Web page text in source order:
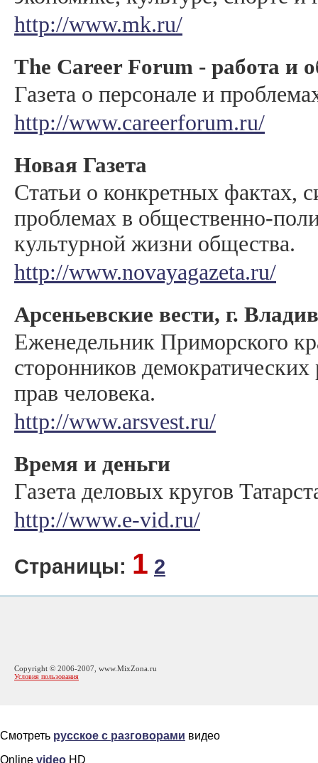
http://www.mk.ru/
The Career Forum - работа и
Газета о персонале и
http://www.careerforum.ru/
Новая Газета
Статьи о конкретных фактах,
проблемах в общественно-
культурной жизни общества.
http://www.novayagazeta.ru/
Арсеньевские вести, г.
Еженедельник Приморского
сторонников
прав человека.
http://www.arsvest.ru/
Время и деньги
Газета деловых кругов
http://www.e-vid.ru/
Страницы: 1 2
Copyright © 2006-2007, www.MixZona.ru
Условия пользования
Смотреть русское с разговорами видео
Online video HD